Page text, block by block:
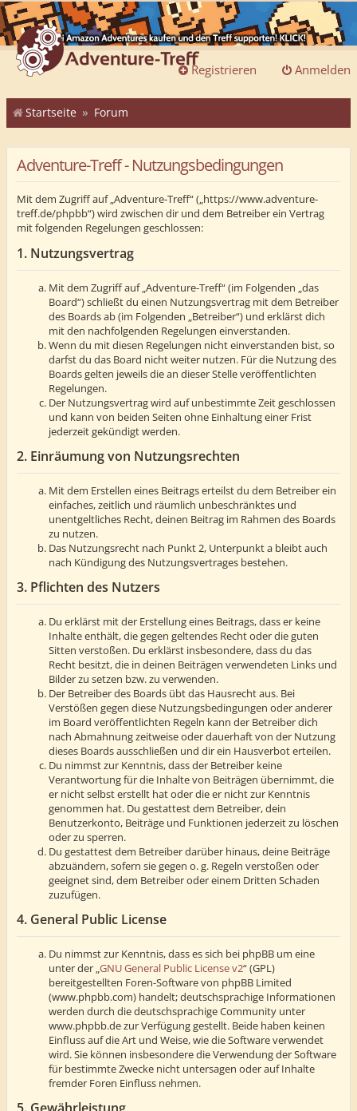
Anmelden
Registrieren
Startseite Forum
Adventure-Treff - Nutzungsbedingungen
Mit dem Zugriff auf „Adventure-Treff“ („https://www.adventure-
treff.de/phpbb“) wird zwischen dir und dem Betreiber ein Vertrag
mit folgenden Regelungen geschlossen:
1. Nutzungsvertrag
Mit dem Zugriff auf „Adventure-Treff“ (im Folgenden „das
Board“) schließt du einen Nutzungsvertrag mit dem Betreiber
des Boards ab (im Folgenden „Betreiber“) und erklärst dich
mit den nachfolgenden Regelungen einverstanden.
Wenn du mit diesen Regelungen nicht einverstanden bist, so
darfst du das Board nicht weiter nutzen. Für die Nutzung des
Boards gelten jeweils die an dieser Stelle veröffentlichten
Regelungen.
Der Nutzungsvertrag wird auf unbestimmte Zeit geschlossen
und kann von beiden Seiten ohne Einhaltung einer Frist
jederzeit gekündigt werden.
2. Einräumung von Nutzungsrechten
Mit dem Erstellen eines Beitrags erteilst du dem Betreiber ein
einfaches, zeitlich und räumlich unbeschränktes und
unentgeltliches Recht, deinen Beitrag im Rahmen des Boards
zu nutzen.
Das Nutzungsrecht nach Punkt 2, Unterpunkt a bleibt auch
nach Kündigung des Nutzungsvertrages bestehen.
3. Pflichten des Nutzers
Du erklärst mit der Erstellung eines Beitrags, dass er keine
Inhalte enthält, die gegen geltendes Recht oder die guten
Sitten verstoßen. Du erklärst insbesondere, dass du das
Recht besitzt, die in deinen Beiträgen verwendeten Links und
Bilder zu setzen bzw. zu verwenden.
Der Betreiber des Boards übt das Hausrecht aus. Bei
Verstößen gegen diese Nutzungsbedingungen oder anderer
im Board veröffentlichten Regeln kann der Betreiber dich
nach Abmahnung zeitweise oder dauerhaft von der Nutzung
dieses Boards ausschließen und dir ein Hausverbot erteilen.
Du nimmst zur Kenntnis, dass der Betreiber keine
Verantwortung für die Inhalte von Beiträgen übernimmt, die
er nicht selbst erstellt hat oder die er nicht zur Kenntnis
genommen hat. Du gestattest dem Betreiber, dein
Benutzerkonto, Beiträge und Funktionen jederzeit zu löschen
oder zu sperren.
Du gestattest dem Betreiber darüber hinaus, deine Beiträge
abzuändern, sofern sie gegen o. g. Regeln verstoßen oder
geeignet sind, dem Betreiber oder einem Dritten Schaden
zuzufügen.
4. General Public License
Du nimmst zur Kenntnis, dass es sich bei phpBB um eine
unter der „GNU General Public License v2“ (GPL)
bereitgestellten Foren-Software von phpBB Limited
(www.phpbb.com) handelt; deutschsprachige Informationen
werden durch die deutschsprachige Community unter
www.phpbb.de zur Verfügung gestellt. Beide haben keinen
Einfluss auf die Art und Weise, wie die Software verwendet
wird. Sie können insbesondere die Verwendung der Software
für bestimmte Zwecke nicht untersagen oder auf Inhalte
fremder Foren Einfluss nehmen.